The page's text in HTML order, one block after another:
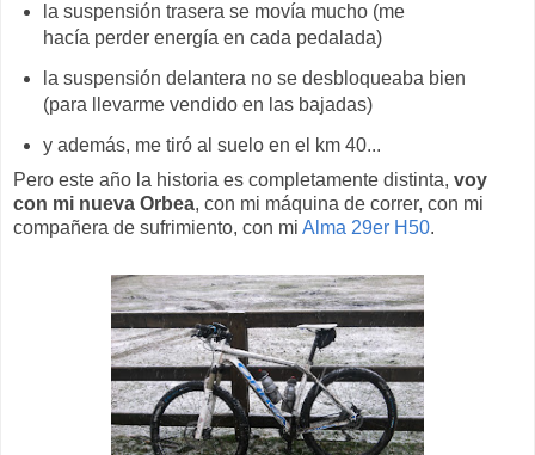
la suspensión trasera se movía mucho (me
hacía perder energía en cada pedalada)
la suspensión delantera no se desbloqueaba bien
(para llevarme vendido en las bajadas)
y además, me tiró al suelo en el km 40...
Pero este año la historia es completamente distinta, voy
con mi nueva Orbea, con mi máquina de correr, con mi
compañera de sufrimiento, con mi Alma 29er H50.